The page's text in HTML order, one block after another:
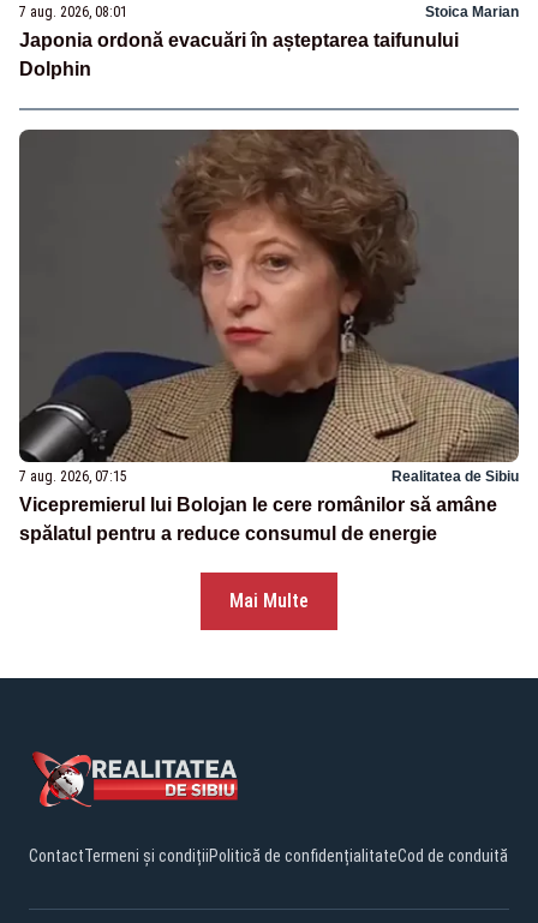
7 aug. 2026, 08:01 Stoica Marian
Japonia ordonă evacuări în așteptarea taifunului
Dolphin
7 aug. 2026, 07:15 Realitatea de Sibiu
Vicepremierul lui Bolojan le cere românilor să amâne
spălatul pentru a reduce consumul de energie
Mai Multe
ContactTermeni și condițiiPolitică de confidențialitateCod de conduită